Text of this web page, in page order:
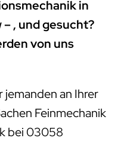
in
, und gesucht?
von uns
jemanden an Ihrer
Feinmechanik
bei 03058